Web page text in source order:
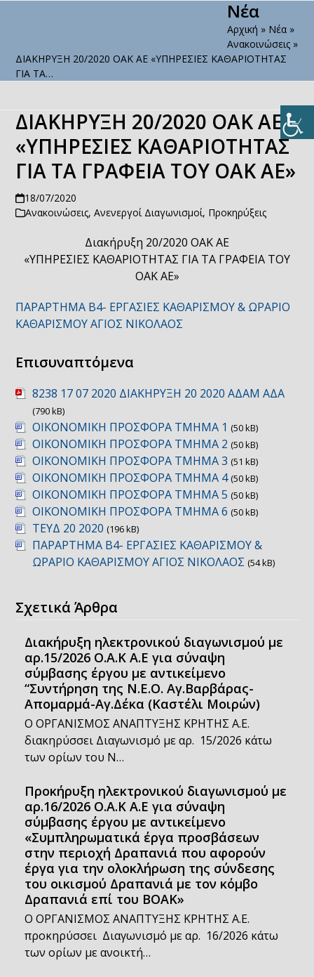
menu
menu
Νέα
Αρχική » Νέα»
Ανακοινώσεις»
ΔΙΑΚΗΡΥΞΗ 20/2020 ΟΑΚ ΑΕ «ΥΠΗΡΕΣΙΕΣ ΚΑΘΑΡΙΟΤΗΤΑΣ
ΓΙΑ ΤΑ…
ΔΙΑΚΗΡΥΞΗ 20/2020 ΟΑΚ ΑΕ
«ΥΠΗΡΕΣΙΕΣ ΚΑΘΑΡΙΟΤΗΤΑΣ
ΓΙΑ ΤΑ ΓΡΑΦΕΙΑ ΤΟΥ ΟΑΚ ΑΕ»
18/07/2020
Ανακοινώσεις,Ανενεργοί Διαγωνισμοί, Προκηρύξεις
Διακήρυξη 20/2020 ΟΑΚ ΑΕ
«ΥΠΗΡΕΣΙΕΣ ΚΑΘΑΡΙΟΤΗΤΑΣ ΓΙΑ ΤΑ ΓΡΑΦΕΙΑ ΤΟΥ
ΟΑΚ ΑΕ»
ΠΑΡΑΡΤΗΜΑ Β4- ΕΡΓΑΣΙΕΣ ΚΑΘΑΡΙΣΜΟΥ & ΩΡΑΡΙΟ
ΚΑΘΑΡΙΣΜΟΥ ΑΓΙΟΣ ΝΙΚΟΛΑΟΣ
Επισυναπτόμενα
8238 17 07 2020 ΔΙΑΚΗΡΥΞΗ 20 2020 ΑΔΑΜ ΑΔΑ
(790 kB)
ΟΙΚΟΝΟΜΙΚΗ ΠΡΟΣΦΟΡΑ ΤΜΗΜΑ 1 (50 kB)
ΟΙΚΟΝΟΜΙΚΗ ΠΡΟΣΦΟΡΑ ΤΜΗΜΑ 2 (50 kB)
ΟΙΚΟΝΟΜΙΚΗ ΠΡΟΣΦΟΡΑ ΤΜΗΜΑ 3 (51 kB)
ΟΙΚΟΝΟΜΙΚΗ ΠΡΟΣΦΟΡΑ ΤΜΗΜΑ 4 (50 kB)
ΟΙΚΟΝΟΜΙΚΗ ΠΡΟΣΦΟΡΑ ΤΜΗΜΑ 5 (50 kB)
ΟΙΚΟΝΟΜΙΚΗ ΠΡΟΣΦΟΡΑ ΤΜΗΜΑ 6 (50 kB)
ΤΕΥΔ 20 2020 (196 kB)
ΠΑΡΑΡΤΗΜΑ Β4- ΕΡΓΑΣΙΕΣ ΚΑΘΑΡΙΣΜΟΥ &
ΩΡΑΡΙΟ ΚΑΘΑΡΙΣΜΟΥ ΑΓΙΟΣ ΝΙΚΟΛΑΟΣ (54 kB)
Σχετικά Άρθρα
Διακήρυξη ηλεκτρονικού διαγωνισμού με
αρ.15/2026 Ο.Α.Κ Α.Ε για σύναψη
σύμβασης έργου με αντικείμενο
“Συντήρηση της Ν.Ε.Ο. Αγ.Βαρβάρας-
Απομαρμά-Αγ.Δέκα (Καστέλι Μοιρών)
Ο ΟΡΓΑΝΙΣΜΟΣ ΑΝΑΠΤΥΞΗΣ ΚΡΗΤΗΣ Α.Ε.
διακηρύσσει Διαγωνισμό με αρ. 15/2026 κάτω
των ορίων του Ν…
Προκήρυξη ηλεκτρονικού διαγωνισμού με
αρ.16/2026 Ο.Α.Κ Α.Ε για σύναψη
σύμβασης έργου με αντικείμενο
«Συμπληρωματικά έργα προσβάσεων
στην περιοχή Δραπανιά που αφορούν
έργα για την ολοκλήρωση της σύνδεσης
του οικισμού Δραπανιά με τον κόμβο
Δραπανιά επί του ΒΟΑΚ»
Ο ΟΡΓΑΝΙΣΜΟΣ ΑΝΑΠΤΥΞΗΣ ΚΡΗΤΗΣ Α.Ε.
προκηρύσσει Διαγωνισμό με αρ. 16/2026 κάτω
των ορίων με ανοικτή…